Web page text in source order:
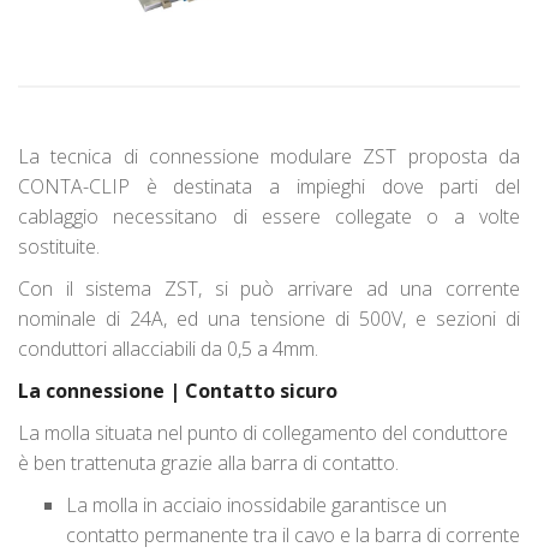
La tecnica di connessione modulare ZST proposta da
CONTA-CLIP è destinata a impieghi dove parti del
cablaggio necessitano di essere collegate o a volte
sostituite.
Con il sistema ZST, si può arrivare ad una corrente
nominale di 24A, ed una tensione di 500V, e sezioni di
conduttori allacciabili da 0,5 a 4mm.
La connessione | Contatto sicuro
La molla situata nel punto di collegamento del conduttore
è ben trattenuta grazie alla barra di contatto.
La molla in acciaio inossidabile garantisce un
contatto permanente tra il cavo e la barra di corrente